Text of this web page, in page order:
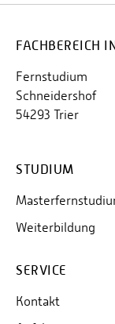
FACHBEREICH
Fernstudium
Schneidershof
54293 Trier
STUDIUM
Weiterbildung
SERVICE
Kontakt